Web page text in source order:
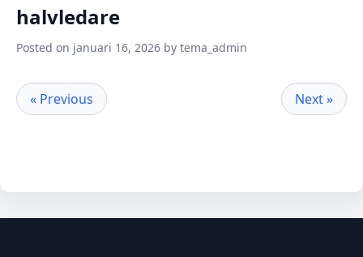
halvledare
Posted on januari 16, 2026 by tema_admin
« Previous Next »